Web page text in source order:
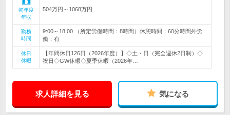
初年度
年収
504万円～1068万円
勤務
時間
9:00～18:00 （所定労働時間：8時間）休憩時間：60分時間外労
働：有
休日
休暇
【年間休日126日（2026年度）】◇土・日（完全週休2日制）◇
祝日◇GW休暇◇夏季休暇（2026年…
求人詳細を見る 気になる